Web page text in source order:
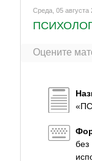
Среда, 05 августа
Оцените